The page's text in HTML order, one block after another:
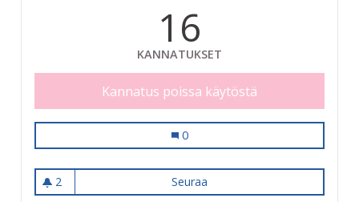
16
KANNATUKSET
Kannatus poissa käytöstä
Koripallokenttä
0
2
2 seuraajaa
Seuraa